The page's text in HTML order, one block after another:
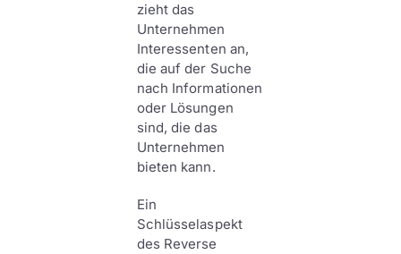
zieht das
Unternehmen
Interessenten an,
die auf der Suche
nach Informationen
oder Lösungen
sind, die das
Unternehmen
bieten kann.
Ein
Schlüsselaspekt
des Reverse